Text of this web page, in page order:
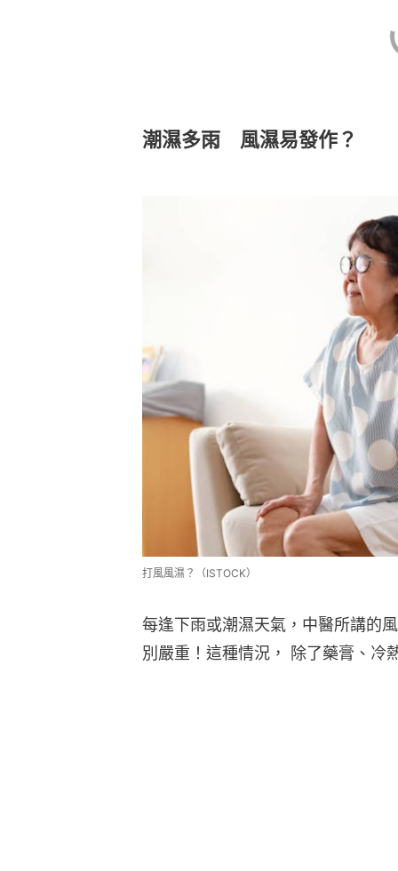
潮濕多雨 風濕易發作？
打風風濕？（ISTOCK）
每逢下雨或潮濕天氣，中醫所講的
別嚴重！這種情況， 除了藥膏、冷